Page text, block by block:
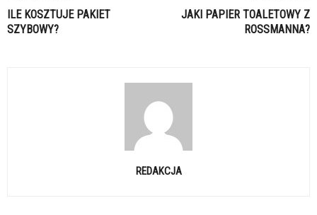
ILE KOSZTUJE PAKIET
SZYBOWY?
JAKI PAPIER TOALETOWY Z
ROSSMANNA?
REDAKCJA